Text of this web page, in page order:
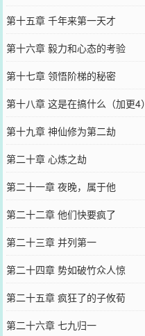
第十五章 千年来第一天才
第十六章 毅力和心态的考验
第十七章 领悟阶梯的秘密
第十八章 这是在搞什么（加更4）
第十九章 神仙修为第二劫
第二十章 心炼之劫
第二十一章 夜晚，属于他
第二十二章 他们快要疯了
第二十三章 并列第一
第二十四章 势如破竹众人惊
第二十五章 疯狂了的子攸荀
第二十六章 七九归一